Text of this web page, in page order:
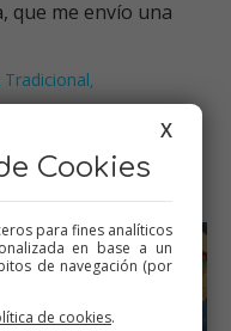
que me envío una
Tradicional,
X
Cookies
para fines analíticos
en base a un
de navegación (por
de cookies.